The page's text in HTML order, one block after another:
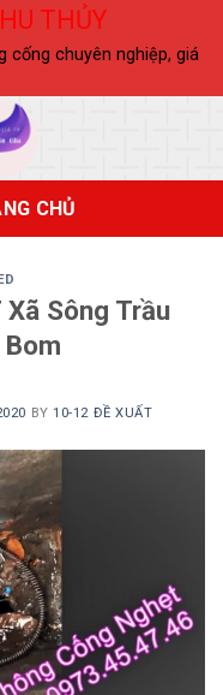
THỦY
cống chuyên nghiệp, giá
CHỦ
Xã Sông Trầu
Bom
BY10-12 ĐỀ XUẤT